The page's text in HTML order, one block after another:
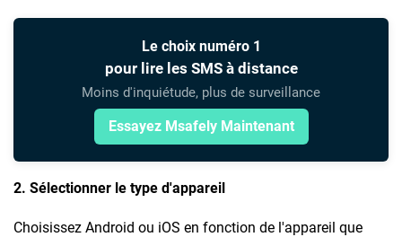
Le choix numéro 1
pour lire les SMS à distance
Moins d'inquiétude, plus de surveillance
Essayez Msafely Maintenant
2. Sélectionner le type d'appareil
Choisissez Android ou iOS en fonction de l'appareil que